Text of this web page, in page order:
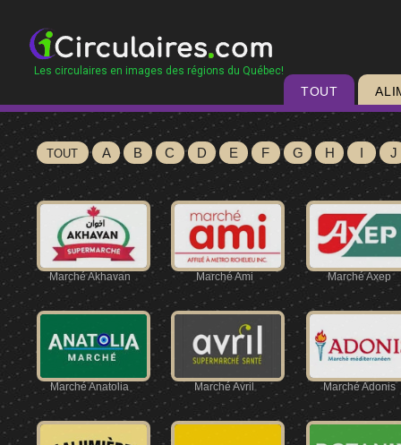
Les circulaires en images des régions du Québec!
TOUT
TOUT A B C D E F G H I J
Marché Akhavan Marché Ami Marché Axep
Marché Anatolia Marché Avril Marché Adonis